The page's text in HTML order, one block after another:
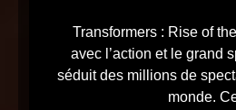
Transformers : Rise of
avec l’action et le grand
séduit des millions de
monde.